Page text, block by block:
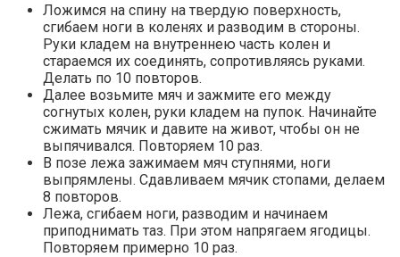
Ложимся на спину на твердую поверхность,
сгибаем ноги в коленях и разводим в стороны.
Руки кладем на внутреннею часть колен и
стараемся их соединять, сопротивляясь руками.
Делать по 10 повторов.
Далее возьмите мяч и зажмите его между
согнутых колен, руки кладем на пупок. Начинайте
сжимать мячик и давите на живот, чтобы он не
выпячивался. Повторяем 10 раз.
В позе лежа зажимаем мяч ступнями, ноги
выпрямлены. Сдавливаем мячик стопами, делаем
8 повторов.
Лежа, сгибаем ноги, разводим и начинаем
приподнимать таз. При этом напрягаем ягодицы.
Повторяем примерно 10 раз.